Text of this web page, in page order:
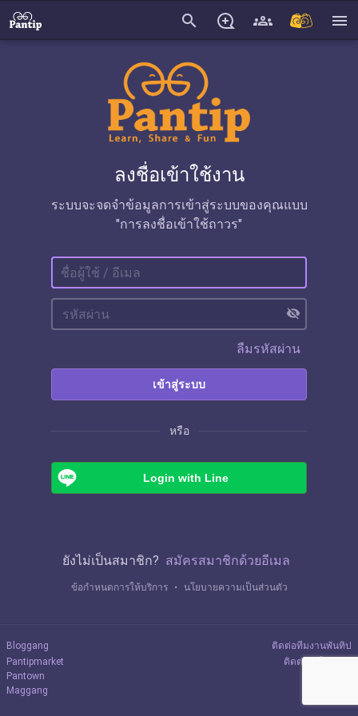
search menu
ลงชื่อเข้าใช้งาน
ระบบจะจดจำข้อมูลการเข้าสู่ระบบของคุณแบบ
"การลงชื่อเข้าใช้ถาวร"
visibility_off
ลืมรหัสผ่าน
เข้าสู่ระบบ
หรือ
Login with Line
ยังไม่เป็นสมาชิก? สมัครสมาชิกด้วยอีเมล
ข้อกำหนดการให้บริการ ・ นโยบายความเป็นส่วนตัว
Bloggang
Pantipmarket
Pantown
Maggang
ติดต่อทีมงานพันทิป
ติดต่อลงโฆษณา